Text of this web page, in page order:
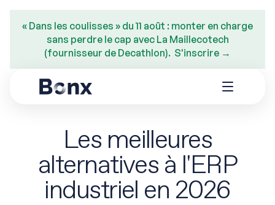
« Dans les coulisses » du 11 août : monter en charge
sans perdre le cap avec La Maillecotech
(fournisseur de Decathlon). S'inscrire →
Les meilleures
alternatives à l'ERP
industriel en 2026